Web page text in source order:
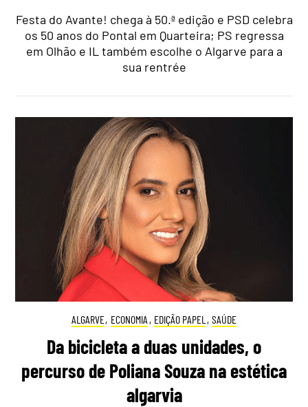
Festa do Avante! chega à 50.ª edição e PSD celebra
os 50 anos do Pontal em Quarteira; PS regressa
em Olhão e IL também escolhe o Algarve para a
sua rentrée
ALGARVE, ECONOMIA , EDIÇÃO PAPEL , SAÚDE
Da bicicleta a duas unidades, o
percurso de Poliana Souza na estética
algarvia